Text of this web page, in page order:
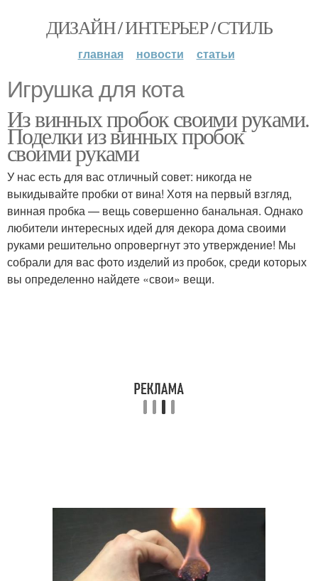
ДИЗАЙН / ИНТЕРЬЕР / СТИЛЬ
главная новости статьи
Игрушка для кота
Из винных пробок своими руками.
Поделки из винных пробок
своими руками
У нас есть для вас отличный совет: никогда не
выкидывайте пробки от вина! Хотя на первый взгляд,
винная пробка — вещь совершенно банальная. Однако
любители интересных идей для декора дома своими
руками решительно опровергнут это утверждение! Мы
собрали для вас фото изделий из пробок, среди которых
вы определенно найдете «свои» вещи.